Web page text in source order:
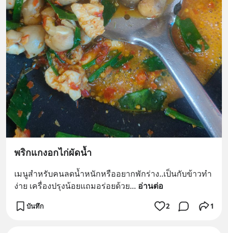
พริกแกงอกไก่ผัดน้ำ
เมนูสำหรับคนลดน้ำหนักหรืออยากพักร่าง..เป็นกับข้าวทำ
ง่าย เครื่องปรุงน้อยแถมอร่อยด้วย... อ่านต่อ
บันทึก 2 1